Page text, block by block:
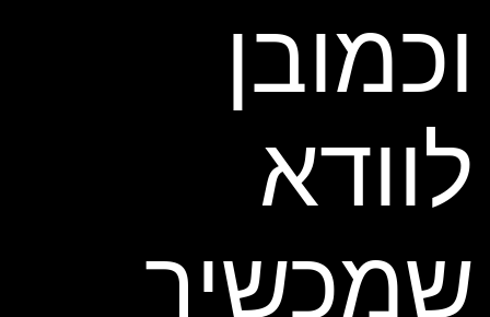
וכמובן
לוודא
שמכשיר